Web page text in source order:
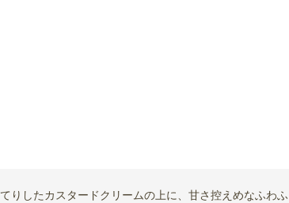
りしたカスタードクリームの上に、甘さ控えめなふわふ